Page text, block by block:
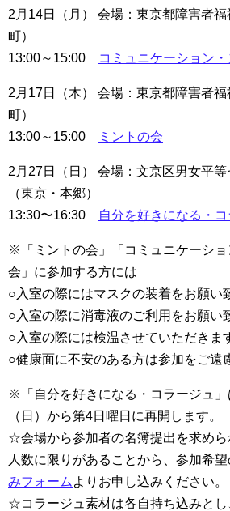
2月14日（月） 会場：東京都障害者福
町）
13:00～15:00
コミュニケーション
2月17日（木） 会場：東京都障害者福
町）
13:00～15:00
ミントの会
2月27日（日） 会場：文京区男女平等
（東京・本郷）
13:30〜16:30
自分を好きになる・コ
※「ミントの会」「コミュニケーシ
会」に参加する方には
○入室の際にはマスクの装着をお願い
○入室の際に消毒液のご利用をお願い
○入室の際には検温させていただきま
○健康面に不安のある方は参加をご遠
※「自分を好きになる・コラージュ」
（日）から第4日曜日に再開します。
☆会場から参加者の名簿提出を求め
人数に限りがあることから、参加希
みフォーム よりお申し込みください。
☆コラージュ素材は各自持ち込みとし